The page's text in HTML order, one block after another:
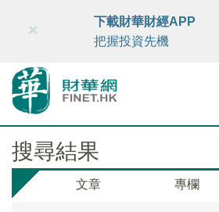
財華智庫網 FINTV FINMETA
×
下載財華財經APP
把握投資先機
搜尋結果
文章 專欄